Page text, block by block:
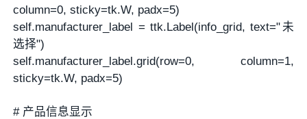
column=0, sticky=tk.W, padx=5)
self.manufacturer_label = ttk.Label(info_grid, text="未
选择")
self.manufacturer_label.grid(row=0, column=1,
sticky=tk.W, padx=5)
# 产品信息显示